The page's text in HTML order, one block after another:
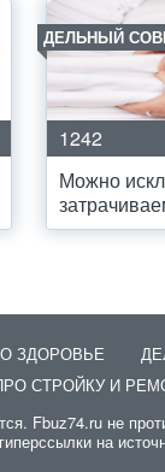
ДЕЛЬНЫЙ
1242
Можно
ЗДОРОВЬЕ
СТРОЙКУ И
Fbuz74.ru не
гиперссылки на